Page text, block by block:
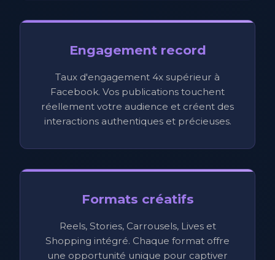
Engagement record
Taux d'engagement 4x supérieur à
Facebook. Vos publications touchent
réellement votre audience et créent des
interactions authentiques et précieuses.
Formats créatifs
Reels, Stories, Carrousels, Lives et
Shopping intégré. Chaque format offre
une opportunité unique pour captiver